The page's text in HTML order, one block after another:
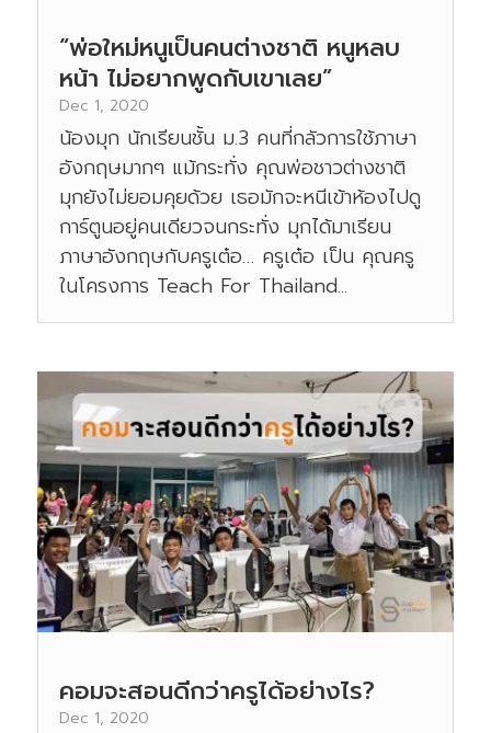
“พ่อใหม่หนูเป็นคนต่างชาติ หนูหลบ
หน้า ไม่อยากพูดกับเขาเลย”
Dec 1, 2020
น้องมุก นักเรียนชั้น ม.3 คนที่กลัวการใช้ภาษา
อังกฤษมากๆ แม้กระทั่ง คุณพ่อชาวต่างชาติ
มุกยังไม่ยอมคุยด้วย เธอมักจะหนีเข้าห้องไปดู
การ์ตูนอยู่คนเดียวจนกระทั่ง มุกได้มาเรียน
ภาษาอังกฤษกับครูเต๋อ… ครูเต๋อ เป็น คุณครู
ในโครงการ Teach For Thailand...
คอมจะสอนดีกว่าครูได้อย่างไร?
Dec 1, 2020